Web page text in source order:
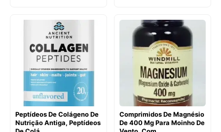
Peptídeos De Colágeno De
Nutrição Antiga, Peptídeos
Comprimidos De Magnésio
De 400 Mg Para Moinho De